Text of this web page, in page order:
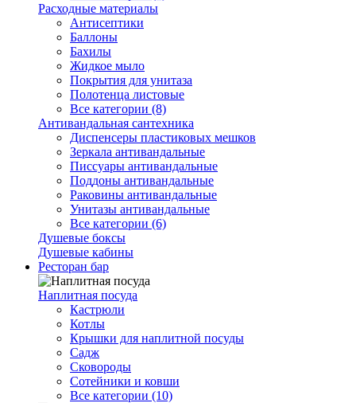
Расходные материалы
Антисептики
Баллоны
Бахилы
Жидкое мыло
Покрытия для унитаза
Полотенца листовые
Все категории (8)
Антивандальная сантехника
Диспенсеры пластиковых мешков
Зеркала антивандальные
Писсуары антивандальные
Поддоны антивандальные
Раковины антивандальные
Унитазы антивандальные
Все категории (6)
Душевые боксы
Душевые кабины
Ресторан бар
Наплитная посуда
Кастрюли
Котлы
Крышки для наплитной посуды
Садж
Сковороды
Сотейники и ковши
Все категории (10)